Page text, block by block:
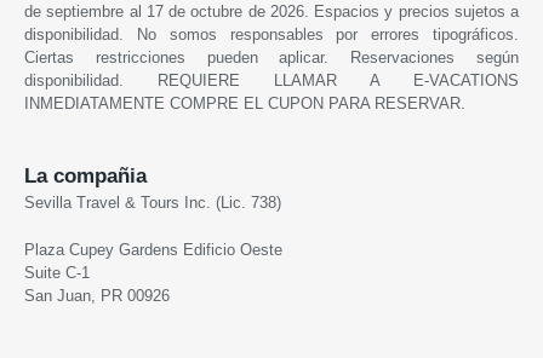
de septiembre al 17 de octubre de 2026. Espacios y precios sujetos a
disponibilidad. No somos responsables por errores tipográficos.
Ciertas restricciones pueden aplicar. Reservaciones según
disponibilidad. REQUIERE LLAMAR A E-VACATIONS
INMEDIATAMENTE COMPRE EL CUPON PARA RESERVAR.
La compañia
Sevilla Travel & Tours Inc. (Lic. 738)
Plaza Cupey Gardens Edificio Oeste
Suite C-1
San Juan, PR 00926